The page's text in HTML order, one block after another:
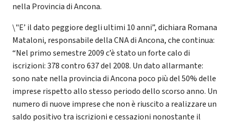
nella Provincia di Ancona.
\"E’ il dato peggiore degli ultimi 10 anni”, dichiara Romana
Mataloni, responsabile della CNA di Ancona, che continua:
“Nel primo semestre 2009 c’è stato un forte calo di
iscrizioni: 378 contro 637 del 2008. Un dato allarmante:
sono nate nella provincia di Ancona poco più del 50% delle
imprese rispetto allo stesso periodo dello scorso anno. Un
numero di nuove imprese che non è riuscito a realizzare un
saldo positivo tra iscrizioni e cessazioni nonostante il